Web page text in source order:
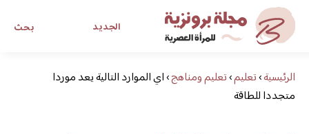
بحث الجديد
مجلة برونزية للفتاة العصريةالرئيسية›تعليم›تعليم ومناهج›اي الموارد التالية يعد موردا
متجددا للطاقة